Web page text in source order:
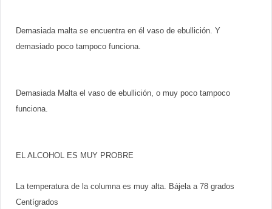
Demasiada malta se encuentra en él vaso de ebullición. Y
demasiado poco tampoco funciona.
Demasiada Malta el vaso de ebullición, o muy poco tampoco
funciona.
EL ALCOHOL ES MUY PROBRE
La temperatura de la columna es muy alta. Bájela a 78 grados
Centígrados